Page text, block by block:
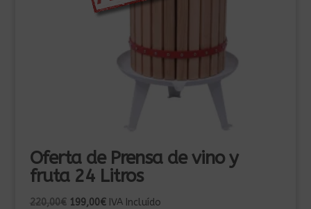
Oferta de Prensa de vino y
fruta 24 Litros
220,00€ El
199,00€ElIVA Incluído